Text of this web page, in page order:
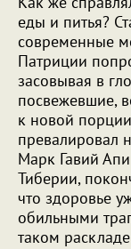
еды и питья?
современные
Патриции
засовывая в
посвежевшие,
к новой
превалировал
Марк Гавий
Тиберии,
что здоровье
обильными
таком